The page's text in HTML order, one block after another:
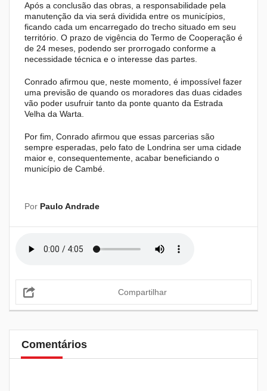
Após a conclusão das obras, a responsabilidade pela
manutenção da via será dividida entre os municípios,
ficando cada um encarregado do trecho situado em seu
território. O prazo de vigência do Termo de Cooperação é
de 24 meses, podendo ser prorrogado conforme a
necessidade técnica e o interesse das partes.
Conrado afirmou que, neste momento, é impossível fazer
uma previsão de quando os moradores das duas cidades
vão poder usufruir tanto da ponte quanto da Estrada
Velha da Warta.
Por fim, Conrado afirmou que essas parcerias são
sempre esperadas, pelo fato de Londrina ser uma cidade
maior e, consequentemente, acabar beneficiando o
município de Cambé.
Por Paulo Andrade
Compartilhar
Comentários